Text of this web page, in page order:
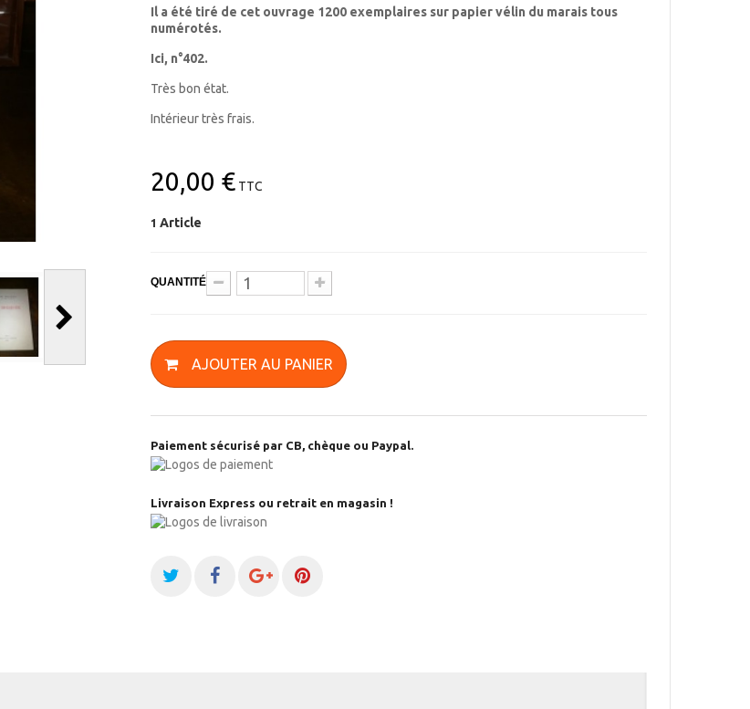
Il a été tiré de cet ouvrage 1200 exemplaires sur papier vélin du marais tous
numérotés.
Ici, n°402.
Très bon état.
Intérieur très frais.
20,00 € TTC
1 Article
QUANTITÉ
AJOUTER AU PANIER
Paiement sécurisé par CB, chèque ou Paypal.
Livraison Express ou retrait en magasin !